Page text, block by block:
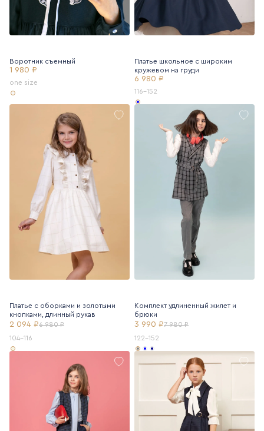
Воротник съемный
1 980 ₽
one size
Платье школьное с широким
кружевом на груди
6 980 ₽
116-152
Платье с оборками и золотыми
кнопками, длинный рукав
2 094 ₽6 980 ₽
104-116
Комплект удлиненный жилет и
брюки
3 990 ₽7 980 ₽
122-152